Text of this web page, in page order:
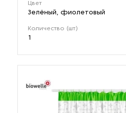
Цвет
Зелёный, фиолетовый
Количество (шт)
1